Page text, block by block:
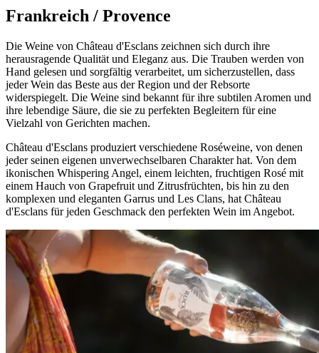
Frankreich / Provence
Die Weine von Château d'Esclans zeichnen sich durch ihre
herausragende Qualität und Eleganz aus. Die Trauben werden von
Hand gelesen und sorgfältig verarbeitet, um sicherzustellen, dass
jeder Wein das Beste aus der Region und der Rebsorte
widerspiegelt. Die Weine sind bekannt für ihre subtilen Aromen und
ihre lebendige Säure, die sie zu perfekten Begleitern für eine
Vielzahl von Gerichten machen.
Château d'Esclans produziert verschiedene Roséweine, von denen
jeder seinen eigenen unverwechselbaren Charakter hat. Von dem
ikonischen Whispering Angel, einem leichten, fruchtigen Rosé mit
einem Hauch von Grapefruit und Zitrusfrüchten, bis hin zu den
komplexen und eleganten Garrus und Les Clans, hat Château
d'Esclans für jeden Geschmack den perfekten Wein im Angebot.